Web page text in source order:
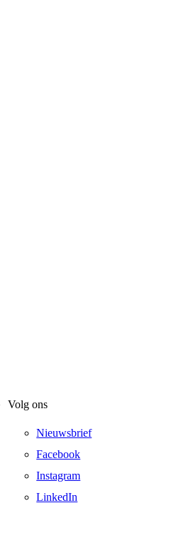
Volg ons
Nieuwsbrief
Facebook
Instagram
LinkedIn